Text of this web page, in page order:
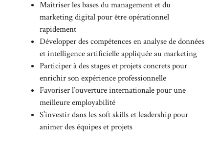
Maîtriser les bases du management et du
marketing digital pour être opérationnel
rapidement
Développer des compétences en analyse de données
et intelligence artificielle appliquée au marketing
Participer à des stages et projets concrets pour
enrichir son expérience professionnelle
Favoriser l’ouverture internationale pour une
meilleure employabilité
S’investir dans les soft skills et leadership pour
animer des équipes et projets